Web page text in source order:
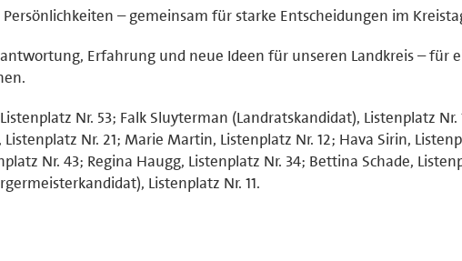
– gemeinsam für starke Entscheidungen im
Erfahrung und neue Ideen für unseren Landkreis – für
Nr. 53; Falk Sluyterman (Landratskandidat), Listenplatz Nr.
Nr. 21; Marie Martin, Listenplatz Nr. 12; Hava Sirin,
Nr. 43; Regina Haugg, Listenplatz Nr. 34; Bettina Schade,
Listenplatz Nr. 11.